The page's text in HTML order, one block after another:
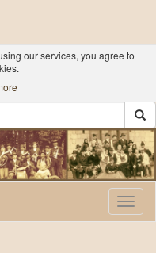
our services, you agree to